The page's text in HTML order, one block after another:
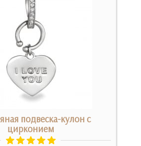
подвеска-кулон с
цирконием